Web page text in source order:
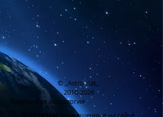
© ,,Astro-nat,,
2010-2026
Ведическая астрология
статьи , размещенные на сайте,